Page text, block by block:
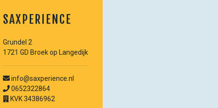
SAXPERIENCE
Grundel 2
1721 GD Broek op Langedijk
info@saxperience.nl
0652322864
KVK 34386962